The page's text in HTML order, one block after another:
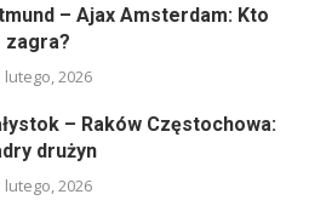
– Ajax Amsterdam: Kto
zagra?
lutego, 2026
– Raków Częstochowa:
drużyn
lutego, 2026